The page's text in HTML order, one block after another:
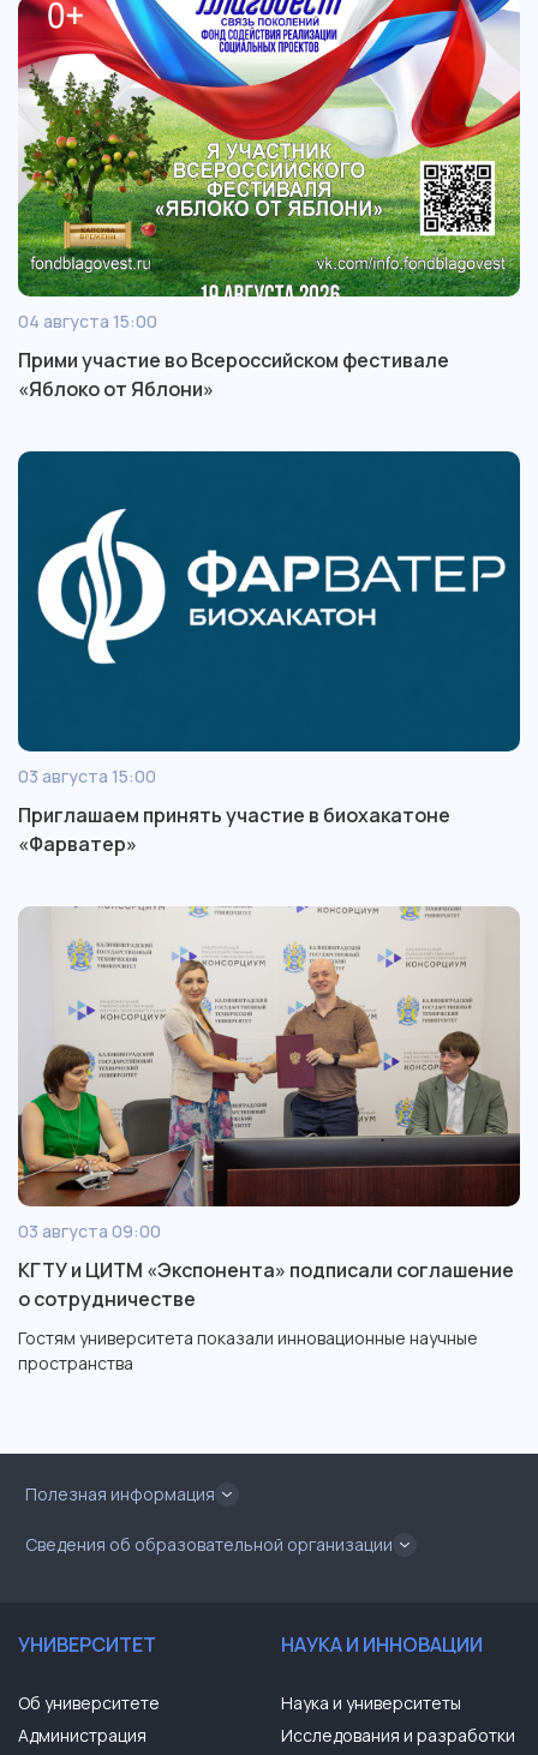
04 августа 15:00
Прими участие во Всероссийском фестивале
«Яблоко от Яблони»
03 августа 15:00
Приглашаем принять участие в биохакатоне
«Фарватер»
03 августа 09:00
КГТУ и ЦИТМ «Экспонента» подписали соглашение
о сотрудничестве
Гостям университета показали инновационные научные
пространства
Полезная информация
Сведения об образовательной организации
УНИВЕРСИТЕТ
Об университете
Администрация
НАУКА И ИННОВАЦИИ
Наука и университеты
Исследования и разработки